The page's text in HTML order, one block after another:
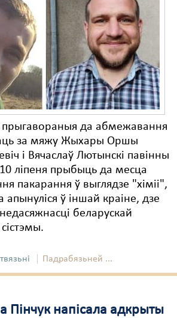
да абмежавання
за мяжу Жыхары Оршы
і Вячаслаў Лютынскі павінны
ліпеня прыбыць да месца
пакарання ў выглядзе "хіміі",
апынуліся ў іншай краіне, дзе
беларускай
Падрабязьней ...
Пінчук напісала адкрыты